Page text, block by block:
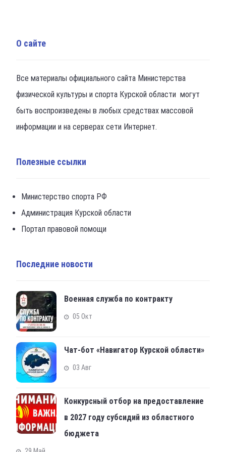
О сайте
Все материалы официального сайта Министерства
физической культуры и спорта Курской области могут
быть воспроизведены в любых средствах массовой
информации и на серверах сети Интернет.
Полезные ссылки
Министерство спорта РФ
Администрация Курской области
Портал правовой помощи
Последние новости
Военная служба по контракту
05 Окт
Чат-бот «Навигатор Курской области»
03 Авг
Конкурсный отбор на предоставление
в 2027 году субсидий из областного
бюджета